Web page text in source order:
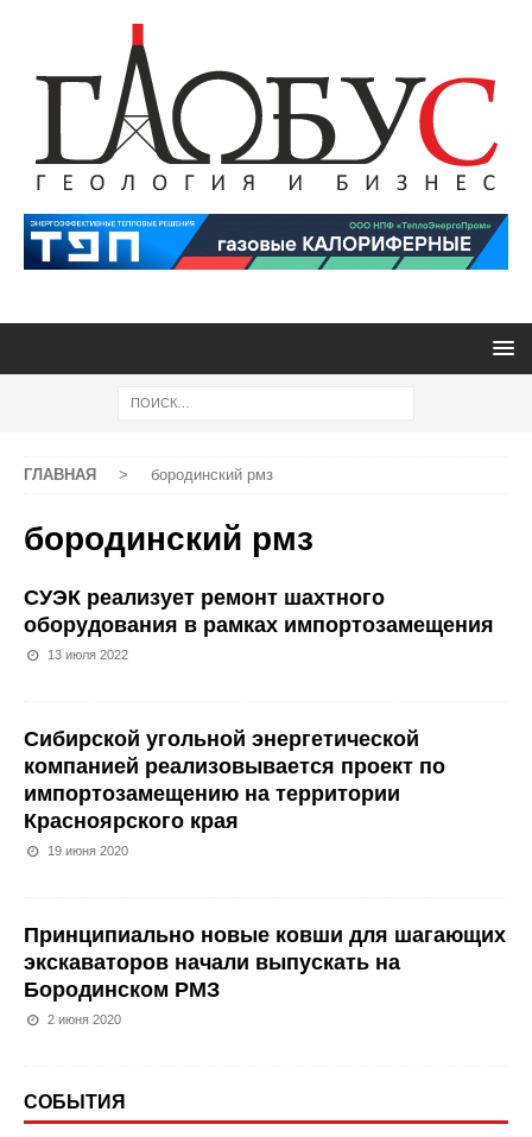
ГЛАВНАЯ > бородинский рмз
бородинский рмз
СУЭК реализует ремонт шахтного
оборудования в рамках импортозамещения
13 июля 2022
Сибирской угольной энергетической
компанией реализовывается проект по
импортозамещению на территории
Красноярского края
19 июня 2020
Принципиально новые ковши для шагающих
экскаваторов начали выпускать на
Бородинском РМЗ
2 июня 2020
СОБЫТИЯ